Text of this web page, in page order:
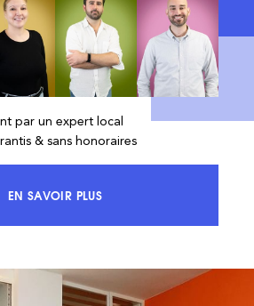
par un expert local
& sans honoraires
EN SAVOIR PLUSACCÉDEZ À 100% DU MARCHÉ ET